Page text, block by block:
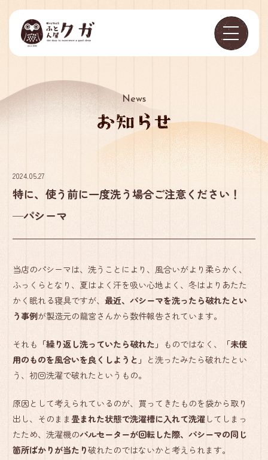
News
2024.05.27
特に、使う前に一度洗う場合ご注意ください！
─パシーマ
当店のパシーマは、洗うことにより、風合いがより柔らかく、
ふっくらとなり、夏はよく汗を吸い心地よく、冬はよりあたた
かく眠れる寝具ですが、最近、パシーマを洗ったら破れたとい
う事例が製造元の龍宮さんから数件報告されています。
それも 「繰り返し洗っていたら破れた」 ものではなく、
「未使
用のものを風合いを良くしようと」 と洗ったみたら破れたとい
う、初回洗濯で破れたというもの。
原因として考えられているのが、買ってきたものを袋から取り
出し、そのまま畳まれた状態で洗濯槽に入れて洗濯してしまっ
たため、洗濯機のパルセーターが回転した際、パシーマの同じ
箇所ばかりが当たり破れたのではないかと考えられます。